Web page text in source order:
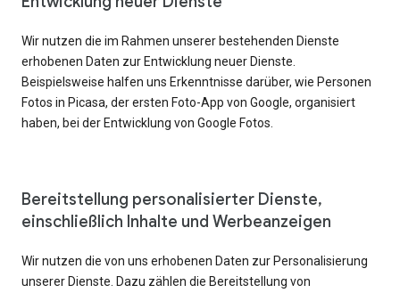
Wir nutzen die im Rahmen unserer bestehenden Dienste
erhobenen Daten zur Entwicklung neuer Dienste.
Beispielsweise halfen uns Erkenntnisse darüber, wie Personen
Fotos in Picasa, der ersten Foto-App von Google, organisiert
haben, bei der Entwicklung von Google Fotos.
Bereitstellung personalisierter Dienste,
einschließlich Inhalte und Werbeanzeigen
Wir nutzen die von uns erhobenen Daten zur Personalisierung
unserer Dienste. Dazu zählen die Bereitstellung von